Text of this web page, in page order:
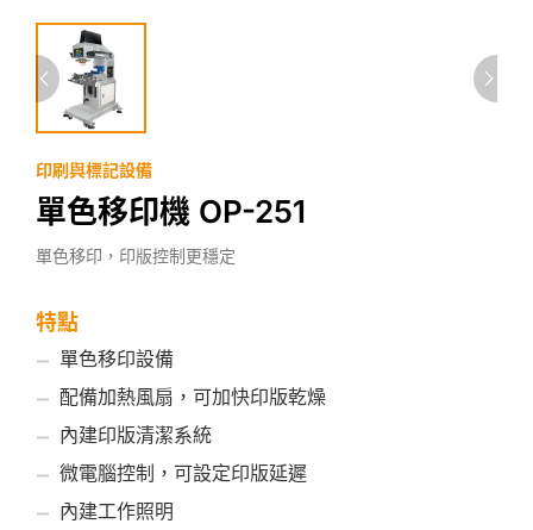
印刷與標記設備
單色移印機 OP-251
單色移印，印版控制更穩定
特點
單色移印設備
配備加熱風扇，可加快印版乾燥
內建印版清潔系統
微電腦控制，可設定印版延遲
內建工作照明